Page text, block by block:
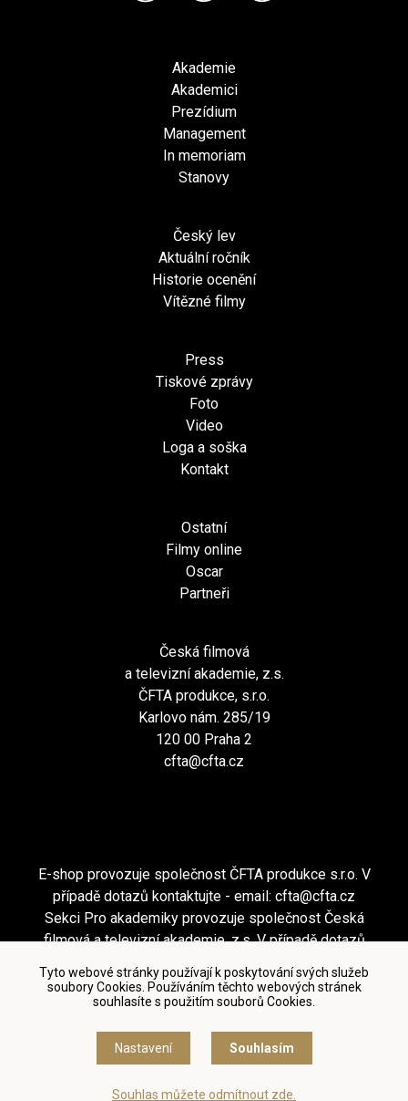
Tyto webové stránky používají k poskytování svých služeb
soubory Cookies. Používáním těchto webových stránek
souhlasíte s použitím souborů Cookies.
Nastavení Souhlasím
Souhlas můžete odmítnout zde.
Akademie
Akademici
Prezídium
Management
In memoriam
Stanovy
Český lev
Aktuální ročník
Historie ocenění
Vítězné filmy
Press
Tiskové zprávy
Foto
Video
Loga a soška
Kontakt
Ostatní
Filmy online
Oscar
Partneři
Česká filmová
a televizní akademie, z.s.
ČFTA produkce, s.r.o.
Karlovo nám. 285/19
120 00 Praha 2
cfta@cfta.cz
E-shop provozuje společnost ČFTA produkce s.r.o. V
případě dotazů kontaktujte - email: cfta@cfta.cz
Sekci Pro akademiky provozuje společnost Česká
filmová a televizní akademie, z.s. V případě dotazů
Podmínky užití a zásady ochrany osobních údajů
Nastavení cookies